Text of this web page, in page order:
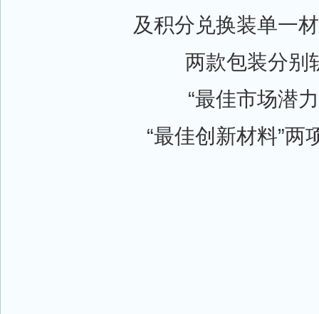
及积分兑换装单一材
两款包装分别
“最佳市场潜力
“最佳创新材料”两